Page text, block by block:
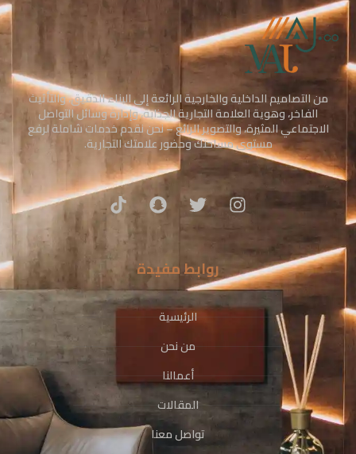
من التصاميم الداخلية والخارجية الرائعة إلى البناء الدقيق، والتأثيث
الفاخر، وهوية العلامة التجارية الجذابة، وإدارة وسائل التواصل
الاجتماعي المثيرة، والتصوير الرائع – نحن نقدم خدمات شاملة لرفع
مستوى مساحتك وحضور علامتك التجارية.
روابط مفيدة
الرئيسية
من نحن
أعمالنا
المقالات
تواصل معنا